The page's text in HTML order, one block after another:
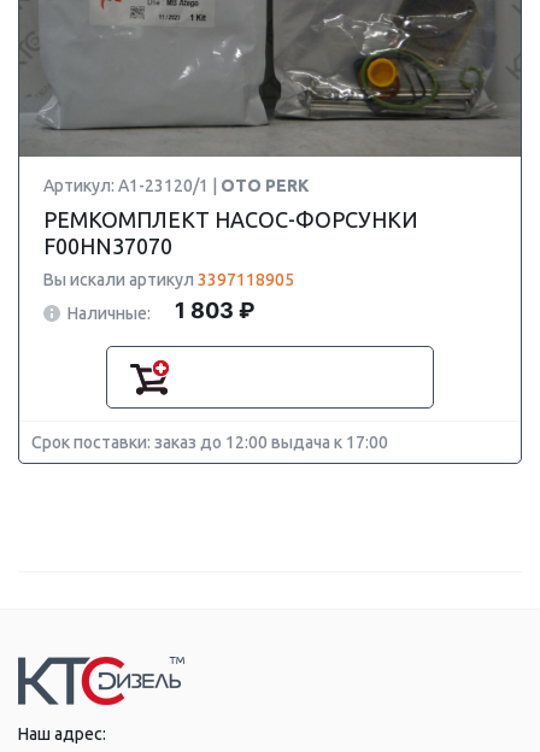
Артикул: A1-23120/1 | OTO PERK
РЕМКОМПЛЕКТ НАСОС-ФОРСУНКИ
F00HN37070
Вы искали артикул 3397118905
Наличные:
1 803 ₽
Срок поставки: заказ до 12:00 выдача к 17:00
Наш адрес: